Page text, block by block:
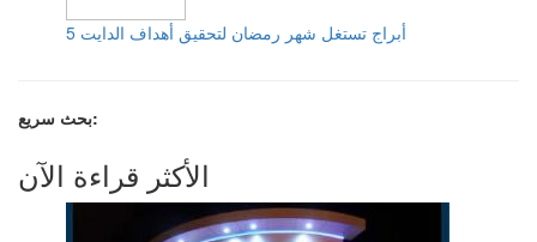
5 أبراج تستغل شهر رمضان لتحقيق أهداف الدايت
بحث سريع:
الأكثر قراءة الآن